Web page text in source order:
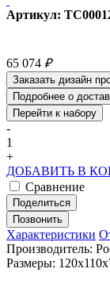
Артикул:
65 074 ₽
Заказать дизайн
Подробнее о
Перейти к набору
-
1
+
ДОБАВИТЬ В
Сравнение
Поделиться
Позвонить
Характеристики
Производитель:
Размеры: